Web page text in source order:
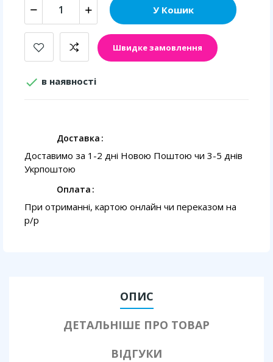
У Кошик
Швидке замовлення
 в наявності
Доставка
Доставимо за 1-2 дні Новою Поштою чи 3-5 днів
Укрпоштою
Оплата
При отриманні, картою онлайн чи переказом на
p/p
ОПИС
ДЕТАЛЬНІШЕ ПРО ТОВАР
ВІДГУКИ